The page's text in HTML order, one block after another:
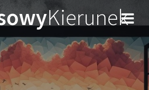
Przejdź
do
treści
Kierunek